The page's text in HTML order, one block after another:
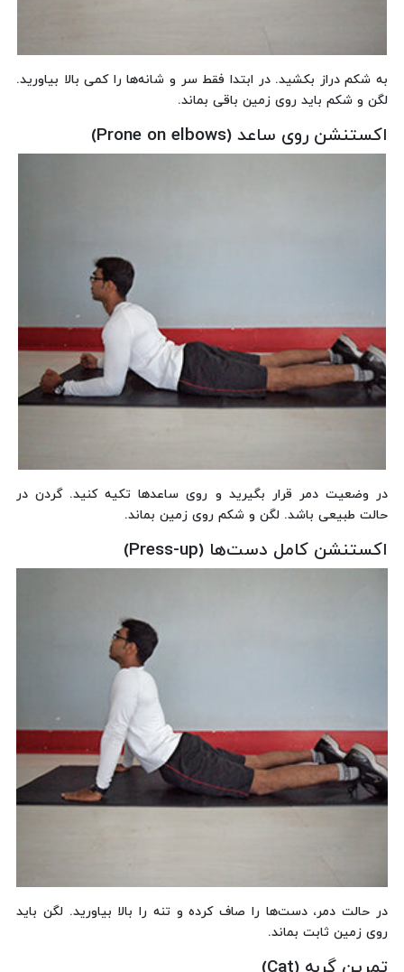
به شکم دراز بکشید. در ابتدا فقط سر و شانه‌ها را کمی بالا بیاورید.
لگن و شکم باید روی زمین باقی بماند.
اکستنشن روی ساعد (Prone on elbows)
در وضعیت دمر قرار بگیرید و روی ساعدها تکیه کنید. گردن در
حالت طبیعی باشد. لگن و شکم روی زمین بماند.
اکستنشن کامل دست‌ها (Press-up)
در حالت دمر، دست‌ها را صاف کرده و تنه را بالا بیاورید. لگن باید
روی زمین ثابت بماند.